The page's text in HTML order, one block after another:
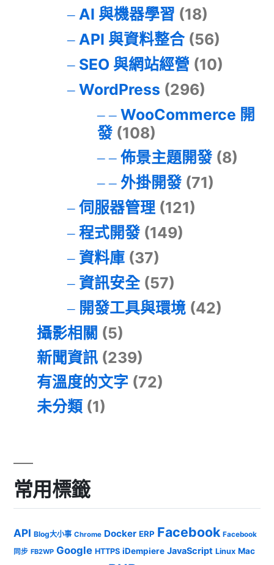
AI 與機器學習 (18)
API 與資料整合(56)
SEO 與網站經營 (10)
WordPress (296)
WooCommerce 開
發(108)
佈景主題開發(8)
外掛開發(71)
伺服器管理(121)
程式開發(149)
資料庫(37)
資訊安全(57)
開發工具與環境(42)
攝影相關 (5)
新聞資訊 (239)
有溫度的文字 (72)
未分類 (1)
常用標籤
API Blog大小事 Chrome Docker ERP Facebook Facebook
同步 FB2WP Google HTTPS iDempiere JavaScript Linux Mac